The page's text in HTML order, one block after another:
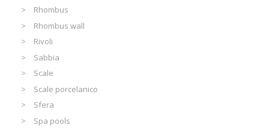
Rhombus
Rhombus wall
Rivoli
Sabbia
Scale
Scale porcelanico
Sfera
Spa pools